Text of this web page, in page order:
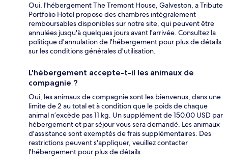
Oui, l'hébergement The Tremont House, Galveston, a Tribute
Portfolio Hotel propose des chambres intégralement
remboursables disponibles sur notre site, qui peuvent être
annulées jusqu'à quelques jours avant l'arrivée. Consultez la
politique d'annulation de l'hébergement pour plus de détails
sur les conditions générales d'utilisation.
L'hébergement accepte-t-il les animaux de
compagnie ?
Oui, les animaux de compagnie sont les bienvenus, dans une
limite de 2 au total et à condition que le poids de chaque
animal n’excède pas 11 kg. Un supplément de 150.00 USD par
hébergement et par séjour vous sera demandé. Les animaux
d'assistance sont exemptés de frais supplémentaires. Des
restrictions peuvent s'appliquer, veuillez contacter
l'hébergement pour plus de détails.